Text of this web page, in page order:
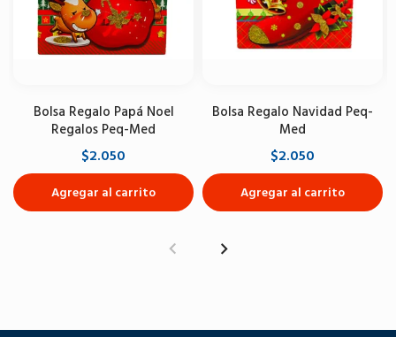
Bolsa Regalo Papá Noel
Regalos Peq-Med
$2.050
Agregar al carrito
Bolsa Regalo Navidad Peq-
Med
$2.050
Agregar al carrito